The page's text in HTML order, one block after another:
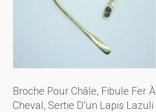
Broche Pour Châle, Fibule Fer À
Cheval, Sertie D’un Lapis Lazuli